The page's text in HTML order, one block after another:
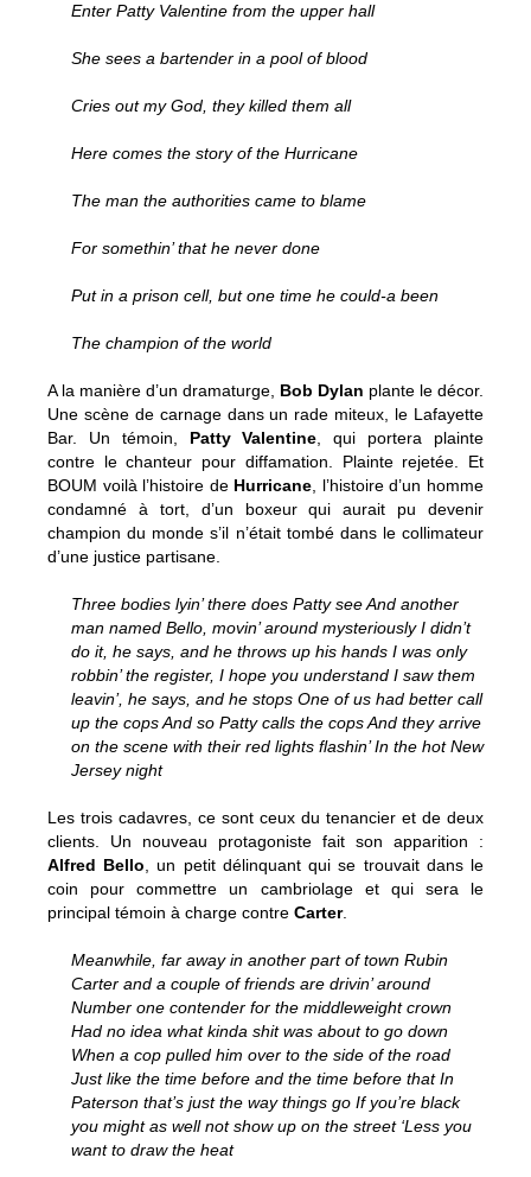
Enter Patty Valentine from the upper hall
She sees a bartender in a pool of blood
Cries out my God, they killed them all
Here comes the story of the Hurricane
The man the authorities came to blame
For somethin’ that he never done
Put in a prison cell, but one time he could-a been
The champion of the world
A la manière d’un dramaturge, Bob Dylan plante le décor.
Une scène de carnage dans un rade miteux, le Lafayette
Bar. Un témoin, Patty Valentine, qui portera plainte
contre le chanteur pour diffamation. Plainte rejetée. Et
BOUM voilà l’histoire de Hurricane, l’histoire d’un homme
condamné à tort, d’un boxeur qui aurait pu devenir
champion du monde s’il n’était tombé dans le collimateur
d’une justice partisane.
Three bodies lyin’ there does Patty see And another
man named Bello, movin’ around mysteriously I didn’t
do it, he says, and he throws up his hands I was only
robbin’ the register, I hope you understand I saw them
leavin’, he says, and he stops One of us had better call
up the cops And so Patty calls the cops And they arrive
on the scene with their red lights flashin’ In the hot New
Jersey night
Les trois cadavres, ce sont ceux du tenancier et de deux
clients. Un nouveau protagoniste fait son apparition :
Alfred Bello, un petit délinquant qui se trouvait dans le
coin pour commettre un cambriolage et qui sera le
principal témoin à charge contre Carter.
Meanwhile, far away in another part of town Rubin
Carter and a couple of friends are drivin’ around
Number one contender for the middleweight crown
Had no idea what kinda shit was about to go down
When a cop pulled him over to the side of the road
Just like the time before and the time before that In
Paterson that’s just the way things go If you’re black
you might as well not show up on the street ‘Less you
want to draw the heat